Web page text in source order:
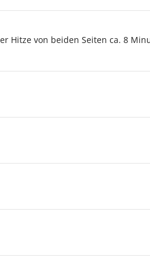
Hitze von beiden Seiten ca. 8